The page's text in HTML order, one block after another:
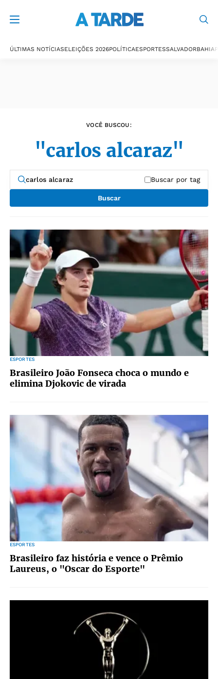
ÚLTIMAS NOTÍCIASELEIÇÕES 2026POLÍTICAESPORTESSALVADORBAHIA
VOCÊ BUSCOU:
"carlos alcaraz"
Buscar por tag
Buscar
ESPORTES
Brasileiro João Fonseca choca o mundo e
elimina Djokovic de virada
ESPORTES
Brasileiro faz história e vence o Prêmio
Laureus, o "Oscar do Esporte"